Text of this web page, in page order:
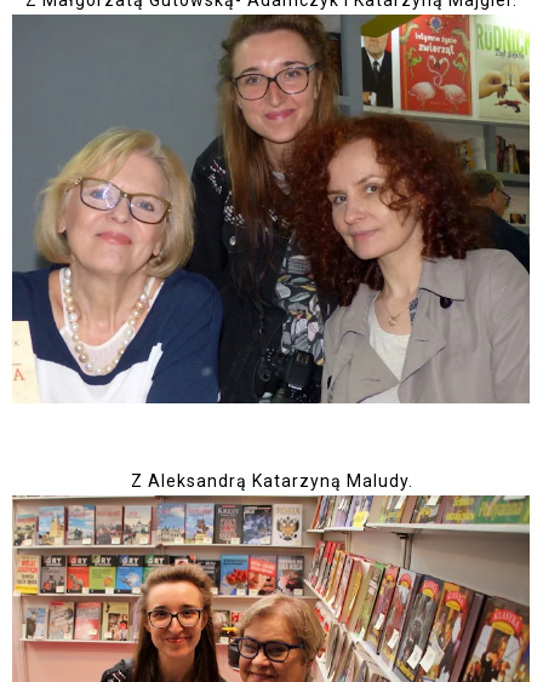
Z Aleksandrą Katarzyną Maludy.